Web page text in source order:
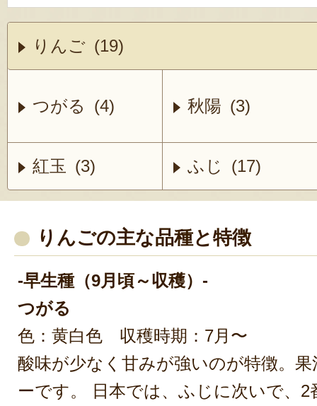
りんご (19)
つがる (4) 秋陽 (3)
紅玉 (3) ふじ (17)
りんごの主な品種と特徴
-早生種（9月頃～収穫）-
つがる
色：黄白色 収穫時期：7月〜
酸味が少なく甘みが強いのが特徴。
ーです。 日本では、ふじに次いで、2